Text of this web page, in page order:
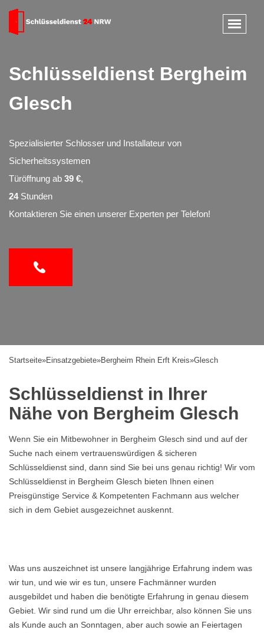
Schlüsseldienst Bergheim
Glesch
Spezialisierter Schlosser und Installateur von
Sicherheitssystemen
Türöffnung ab 39 €,
24Stunden
Kontaktieren Sie einen unserer Experten per Telefon!
Startseite»Einsatzgebiete»Bergheim Rhein Erft Kreis»Glesch
Schlüsseldienst in Ihrer
Nähe von Bergheim Glesch
Wenn Sie ein Mitbewohner in Bergheim Glesch sind und auf der
Suche nach einem vertrauenswürdigen & sicheren
Schlüsseldienst sind, dann sind Sie bei uns genau richtig! Wir vom
Schlüsseldienst in Bergheim Glesch bieten Ihnen einen
Preisgünstige Service & Kompetenten Fachmann aus welcher
sich in dem Gebiet ausgezeichnet auskennt.
Was uns auszeichnet ist unsere langjährige Erfahrung indem was
wir tun, und wie wir es tun, unsere Fachmänner wurden
ausgebildet und haben die benötigte Erfahrung in genau diesem
Gebiet. Wir sind rund um die Uhr erreichbar, also können Sie uns
als Kunde auch an Sonntagen, aber auch sowie an Feiertagen